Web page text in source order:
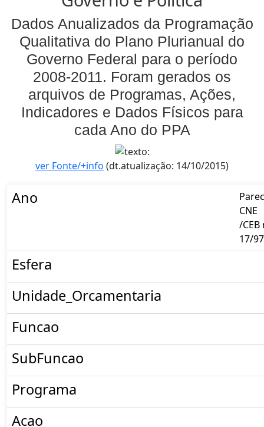
Dados Anualizados da Programação
Qualitativa do Plano Plurianual do
Governo Federal para o período
2008-2011. Foram gerados os
arquivos de Programas, Ações,
Indicadores e Dados Físicos para
cada Ano do PPA
ver Fonte/+info (dt.atualização: 14/10/2015)
Ano
CNE
/CEB
17/97
Esfera
Unidade_Orcamentaria
Funcao
SubFuncao
Programa
Acao